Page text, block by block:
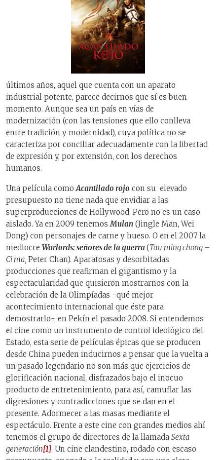
últimos años, aquel que cuenta con un aparato
industrial potente, parece decirnos que sí es buen
momento. Aunque sea un país en vías de
modernización (con las tensiones que ello conlleva
entre tradición y modernidad), cuya política no se
caracteriza por conciliar adecuadamente con la libertad
de expresión y, por extensión, con los derechos
humanos.
Una película comoAcantilado rojo con su elevado
presupuesto no tiene nada que envidiar a las
superproducciones de Hollywood. Pero no es un caso
aislado. Ya en 2009 tenemosMulan (Jingle Man, Wei
Dong) con personajes de carne y hueso. O en el 2007 la
mediocre Warlords: señores de la guerra (Tau ming chong –
Ci ma, Peter Chan). Aparatosas y desorbitadas
producciones que reafirman el gigantismo y la
espectacularidad que quisieron mostrarnos con la
celebración de la Olimpíadas -qué mejor
acontecimiento internacional que éste para
demostrarlo-, en Pekín el pasado 2008. Si entendemos
el cine como un instrumento de control ideológico del
Estado, esta serie de películas épicas que se producen
desde China pueden inducirnos a pensar que la vuelta a
un pasado legendario no son más que ejercicios de
glorificación nacional, disfrazados bajo el inocuo
producto de entretenimiento, para así, camuflar las
digresiones y contradicciones que se dan en el
presente. Adormecer a las masas mediante el
espectáculo. Frente a este cine con grandes medios ahí
tenemos el grupo de directores de la llamada Sexta
generación[1]. Un cine clandestino, rodado con escaso